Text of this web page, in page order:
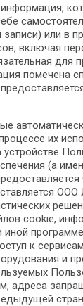
или в
включая
для
помечена
их
устройстве
(а
ООО
cookie,
иной
к
и
адреса